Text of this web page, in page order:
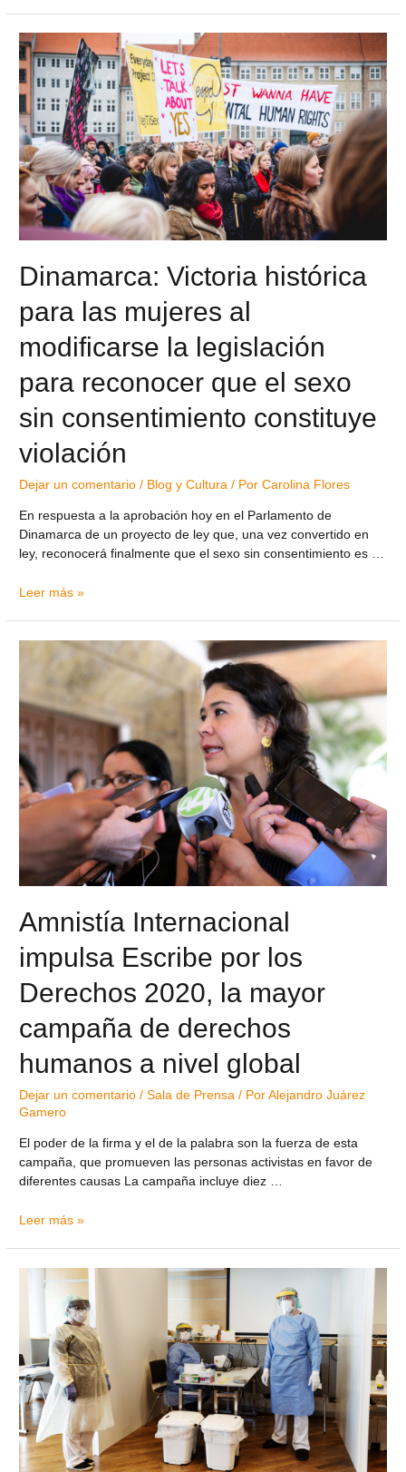
Dinamarca: Victoria histórica
para las mujeres al
modificarse la legislación
para reconocer que el sexo
sin consentimiento constituye
violación
Dejar un comentario / Blog y Cultura / PorCarolina Flores
En respuesta a la aprobación hoy en el Parlamento de
Dinamarca de un proyecto de ley que, una vez convertido en
ley, reconocerá finalmente que el sexo sin consentimiento es …
Leer más »
Amnistía Internacional
impulsa Escribe por los
Derechos 2020, la mayor
campaña de derechos
humanos a nivel global
Dejar un comentario /Sala de Prensa / PorAlejandro Juárez
Gamero
El poder de la firma y el de la palabra son la fuerza de esta
campaña, que promueven las personas activistas en favor de
diferentes causas La campaña incluye diez …
Leer más »